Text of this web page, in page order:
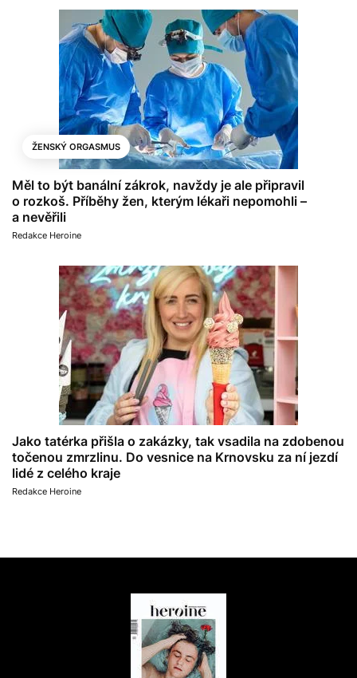
ŽENSKÝ ORGASMUS
Měl to být banální zákrok, navždy je ale připravil
o rozkoš. Příběhy žen, kterým lékaři nepomohli –
a nevěřili
Redakce Heroine
Jako tatérka přišla o zakázky, tak vsadila na zdobenou
točenou zmrzlinu. Do vesnice na Krnovsku za ní jezdí
lidé z celého kraje
Redakce Heroine